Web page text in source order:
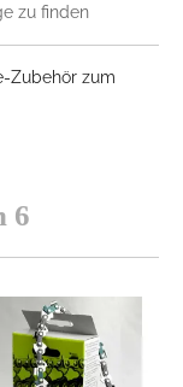
zu finden
Zubehör zum
6